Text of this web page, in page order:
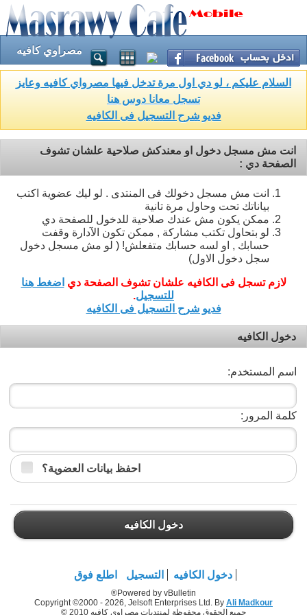
مصراوي كافيه
السلام عليكم ، لو دي اول مرة تدخل فيها مصرواي كافيه وعايز
تسجل معانا دوس هنا
فديو شرح التسجيل فى الكافيه
انت مش مسجل دخول او معندكش صلاحية علشان تشوف
الصفحة دي :
انت مش مسجل دخولك فى المنتدى . لو ليك عضوية اكتب
بياناتك تحت وحاول مرة تانية
ممكن يكون مش عندك صلاحية للدخول للصفحة دي
لو بتحاول تكتب مشاركة , ممكن تكون الآدارة وقفت
حسابك , او لسه حسابك متفعلش! ( لو مش مسجل دخول
سجل دخول الاول)
لازم تسجل فى الكافيه علشان تشوف الصفحة دي اضغط هنا
للتسجيل.
فديو شرح التسجيل فى الكافيه
دخول الكافيه
اسم المستخدم:
كلمة المرور:
احفظ بيانات العضوية؟
دخول الكافيه
دخول الكافيه التسجيل اطلع فوق
Powered by vBulletin®
Copyright ©2000 - 2026, Jelsoft Enterprises Ltd. By Ali Madkour
جميع الحقوق محفوظة لمنتديات مصراوي كافيه 2010 ©